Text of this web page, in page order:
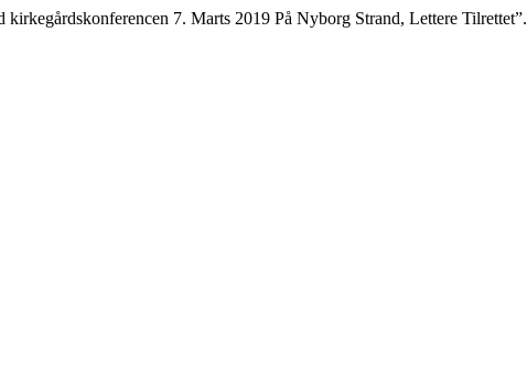
7. Marts 2019 På Nyborg Strand, Lettere Tilrettet”.